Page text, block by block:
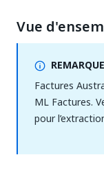
Vue
Factures
ML Factures.
pour